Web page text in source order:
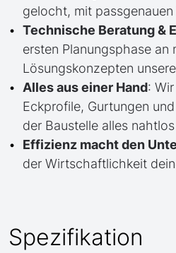
gelocht, mit
Technische Beratung &
ersten Planungsphase
Lösungskonzepten
Alles aus einer Hand:
Eckprofile, Gurtungen
der Baustelle alles
Effizienz macht den
der Wirtschaftlichkeit
Spezifikation